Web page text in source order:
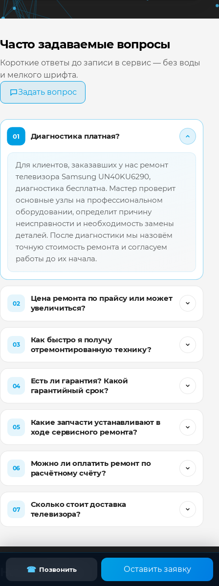
Часто задаваемые вопросы
Короткие ответы до записи в сервис — без воды
и мелкого шрифта.
Задать вопрос
01 Диагностика платная?
Для клиентов, заказавших у нас ремонт
телевизора Samsung UN40KU6290,
диагностика бесплатна. Мастер проверит
основные узлы на профессиональном
оборудовании, определит причину
неисправности и необходимость замены
деталей. После диагностики мы назовём
точную стоимость ремонта и согласуем
работы до их начала.
02
Цена ремонта по прайсу или может
увеличиться?
03
Как быстро я получу
отремонтированную технику?
04
Есть ли гарантия? Какой
гарантийный срок?
05
Какие запчасти устанавливают в
ходе сервисного ремонта?
06
Можно ли оплатить ремонт по
расчётному счёту?
07
Сколько стоит доставка
телевизора?
Наши работы
☎ Позвонить Оставить заявку